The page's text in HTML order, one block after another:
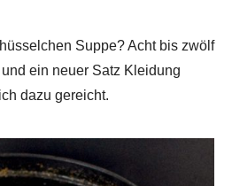
Suppe? Acht bis zwölf
ein neuer Satz Kleidung
dazu gereicht.